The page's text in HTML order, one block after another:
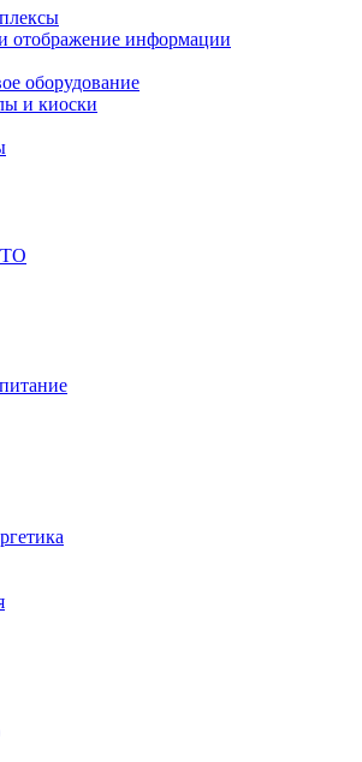
отображение информации
оборудование
и киоски